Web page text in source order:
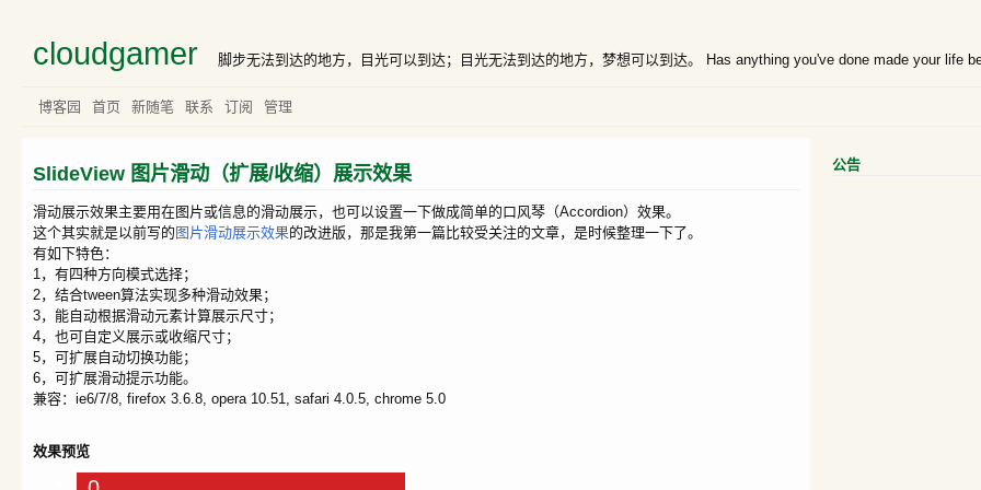
cloudgamer 脚步无法到达的地方，目光可以到达；目光无法到达的地方，梦想可以到达。 Has anything you've done made your life
博客园 首页 新随笔 联系 订阅 管理
SlideView 图片滑动（扩展/收缩）展示效果
滑动展示效果主要用在图片或信息的滑动展示，也可以设置一下做成简单的口风琴（Accordion）效果。
这个其实就是以前写的 图片滑动展示效果的改进版，那是我第一篇比较受关注的文章，是时候整理一下了。
有如下特色：
1，有四种方向模式选择；
2，结合tween算法实现多种滑动效果；
3，能自动根据滑动元素计算展示尺寸；
4，也可自定义展示或收缩尺寸；
5，可扩展自动切换功能；
6，可扩展滑动提示功能。
兼容：ie6/7/8, firefox 3.6.8, opera 10.51, safari 4.0.5, chrome 5.0
效果预览
公告